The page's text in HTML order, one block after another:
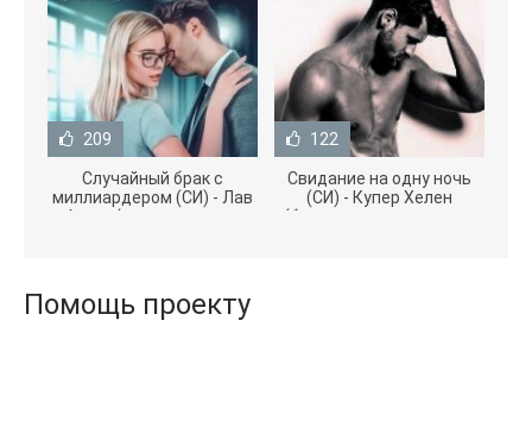
209
Случайный брак с
миллиардером (СИ) - Лав
Агата (полная версия
122
Свидание на одну ночь
(СИ) - Купер Хелен
(бесплатные серии книг
Помощь проекту